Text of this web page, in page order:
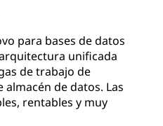
para bases de datos
unificada
de trabajo de
de datos. Las
rentables y muy